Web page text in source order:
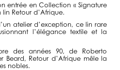
entrée en Collection « Signature
Retour d’Afrique.
atelier d’exception, ce lin rare
l’élégance textileet la
des années 90, de Roberto
Beard, Retour d’Afriquemêle la
nobles.